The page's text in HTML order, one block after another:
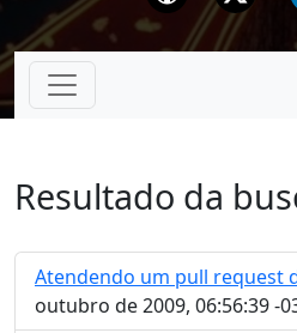
Resultado da
Atendendo um pull request
outubro de 2009, 06:56:39 -